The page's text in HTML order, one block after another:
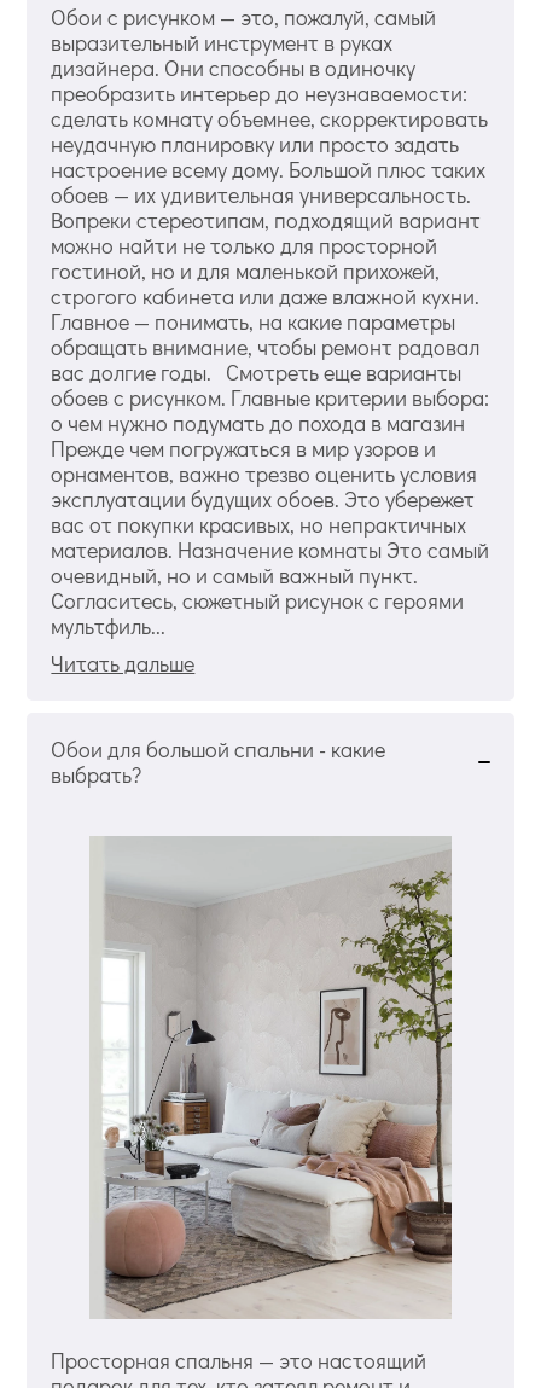
Обои с рисунком — это, пожалуй, самый
выразительный инструмент в руках
дизайнера. Они способны в одиночку
преобразить интерьер до неузнаваемости:
сделать комнату объемнее, скорректировать
неудачную планировку или просто задать
настроение всему дому. Большой плюс таких
обоев — их удивительная универсальность.
Вопреки стереотипам, подходящий вариант
можно найти не только для просторной
гостиной, но и для маленькой прихожей,
строгого кабинета или даже влажной кухни.
Главное — понимать, на какие параметры
обращать внимание, чтобы ремонт радовал
вас долгие годы. Смотреть еще варианты
обоев с рисунком. Главные критерии выбора:
о чем нужно подумать до похода в магазин
Прежде чем погружаться в мир узоров и
орнаментов, важно трезво оценить условия
эксплуатации будущих обоев. Это убережет
вас от покупки красивых, но непрактичных
материалов. Назначение комнаты Это самый
очевидный, но и самый важный пункт.
Согласитесь, сюжетный рисунок с героями
мультфиль...
Читать дальше
Обои для большой спальни - какие
выбрать?
Просторная спальня — это настоящий